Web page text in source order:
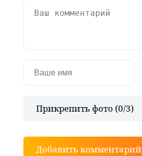
Прикрепить фото (0/3)
Добавить комментарий